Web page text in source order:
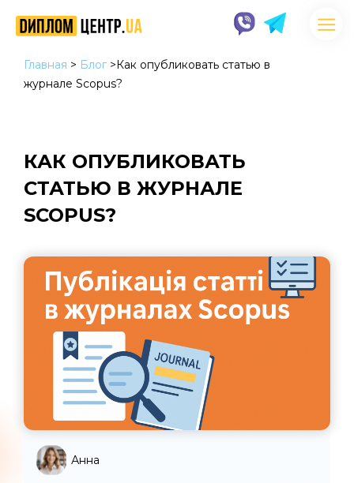
Главная > Блог >Как опубликовать статью в
журнале Scopus?
КАК ОПУБЛИКОВАТЬ
СТАТЬЮ В ЖУРНАЛЕ
SCOPUS?
Анна